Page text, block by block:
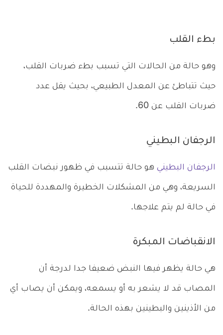
بطء القلب
وهو حالة من الحالات التي تسبب بطء ضربات القلب،
حيث تتباطئ عن المعدل الطبيعي، بحيث يقل عدد
ضربات القلب عن 60.
الرجفان البطيني
الرجفان البطيني هو حالة تتسبب في ظهور نبضات القلب
السريعة، وهي من المشكلات الخطيرة والمهددة للحياة
في حالة لم يتم علاجها.
الانقباضات المبكرة
هي حالة يظهر فيها النبض ضعيفا جدا لدرجة أن
المصاب قد لا يشعر به أو يسمعه، ويمكن أن يصاب أي
من الأذينين والبطينين بهذه الحالة.